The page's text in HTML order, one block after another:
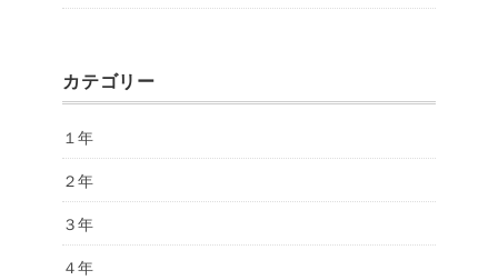
カテゴリー
１年
２年
３年
４年